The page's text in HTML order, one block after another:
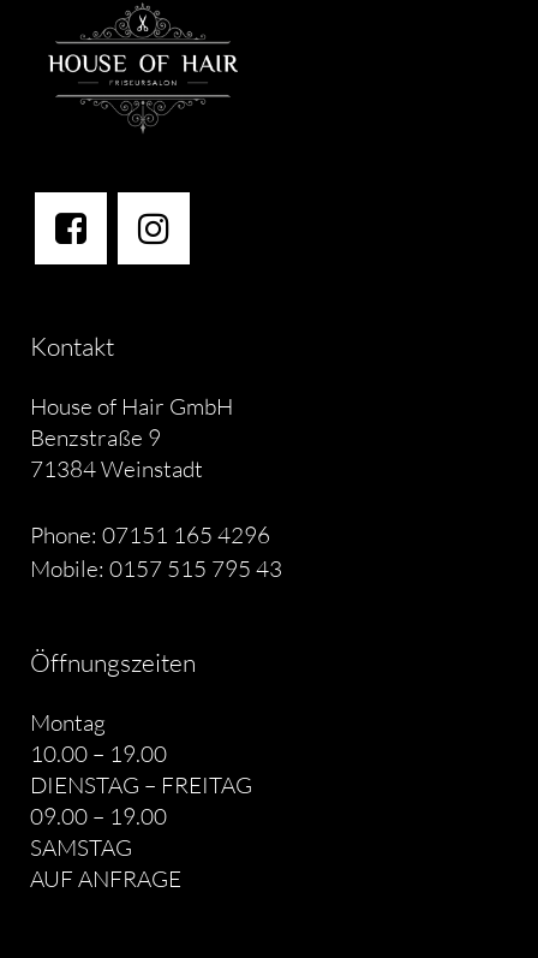
Kontakt
House of Hair GmbH
Benzstraße 9
71384 Weinstadt
Phone: 07151 165 4296
Mobile: 0157 515 795 43
Öffnungszeiten
Montag
10.00 – 19.00
DIENSTAG – FREITAG
09.00 – 19.00
SAMSTAG
AUF ANFRAGE